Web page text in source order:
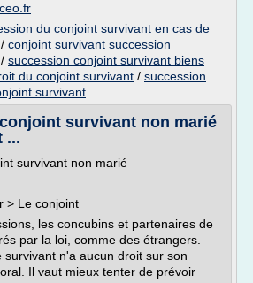
du conjoint survivant en cas de
/ conjoint survivant succession
/ succession conjoint survivant biens
du conjoint survivant / succession
survivant
survivant non marié
...
survivant non marié
> Le conjoint
les concubins et partenaires de
par la loi, comme des étrangers.
survivant n'a aucun droit sur son
Il vaut mieux tenter de prévoir